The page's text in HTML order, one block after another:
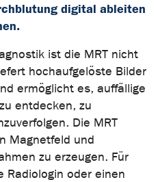
digital ableiten
ist die MRT nicht
hochaufgelöste Bilder
ermöglicht es, auffällige
entdecken, zu
Die MRT
Magnetfeld und
zu erzeugen. Für
Radiologin oder einen